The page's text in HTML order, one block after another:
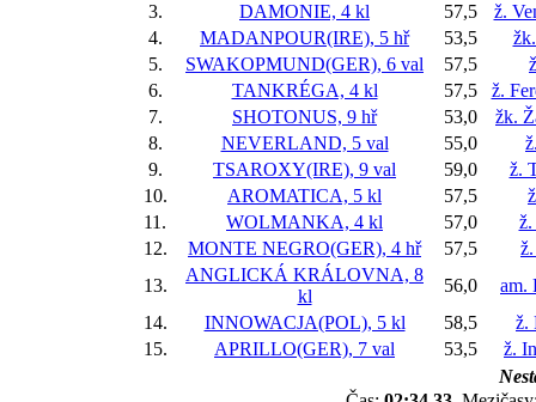
3.
DAMONIE, 4 kl 57,5
ž.
4.
MADANPOUR(IRE), 5 hř 53,5
5.
SWAKOPMUND(GER), 6 val 57,5
6.
TANKRÉGA, 4 kl 57,5
ž.
7.
SHOTONUS, 9 hř 53,0
žk.
8.
NEVERLAND, 5 val 55,0
9.
TSAROXY(IRE), 9 val 59,0
ž.
10.
AROMATICA, 5 kl 57,5
11.
WOLMANKA, 4 kl 57,0
ž.
12.
MONTE NEGRO(GER), 4 hř 57,5
13.
ANGLICKÁ KRÁLOVNA, 8
kl
56,0
am.
14.
INNOWACJA(POL), 5 kl 58,5
ž.
15.
APRILLO(GER), 7 val 53,5
ž.